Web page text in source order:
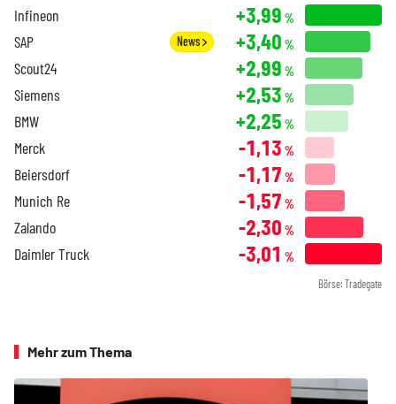
Infineon +3,99 %
SAP News +3,40 %
Scout24 +2,99 %
Siemens +2,53 %
BMW +2,25 %
Merck -1,13 %
Beiersdorf -1,17 %
Munich Re -1,57 %
Zalando -2,30 %
Daimler Truck -3,01 %
Börse: Tradegate
Mehr zum Thema